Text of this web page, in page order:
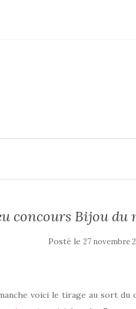
concours Bijou du
Posté le 27 novembre
voici le tirage au sort du